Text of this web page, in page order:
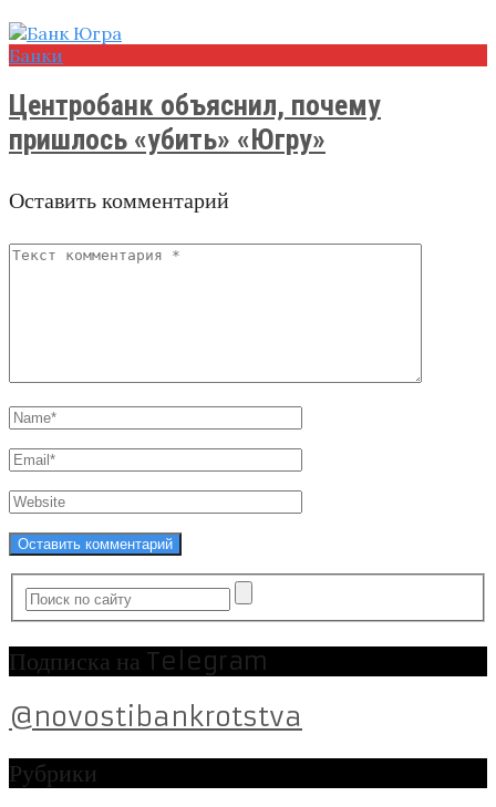
Банки
Центробанк объяснил, почему
пришлось «убить» «Югру»
Оставить комментарий
Подписка на Telegram
@novostibankrotstva
Рубрики